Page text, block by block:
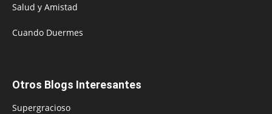
Salud y Amistad
Cuando Duermes
Otros Blogs Interesantes
Supergracioso